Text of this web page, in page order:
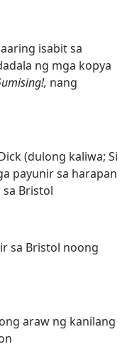
isabit sa
ng mga kopya
nang
(dulong kaliwa; Si
payunir sa harapan
Bristol
sa Bristol noong
araw ng kanilang